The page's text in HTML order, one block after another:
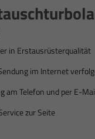
in Erstausrüsterqualität
im Internet
am Telefon und per E-
zur Seite